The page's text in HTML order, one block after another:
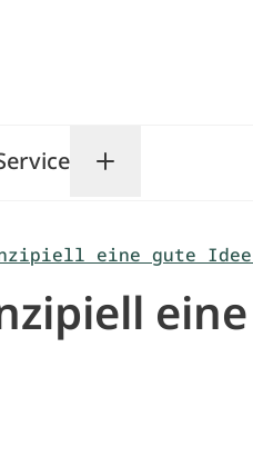
submenu
Messe submenu
Toggle
eine gute